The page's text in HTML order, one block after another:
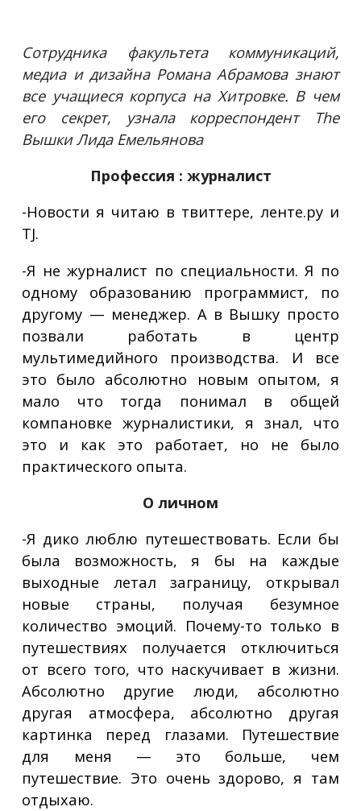
Сотрудника факультета коммуникаций,
медиа и дизайна Романа Абрамова знают
все учащиеся корпуса на Хитровке. В чем
его секрет, узнала корреспондент The
Вышки Лида Емельянова
Профессия : журналист
-Новости я читаю в твиттере, ленте.ру и
TJ.
-Я не журналист по специальности. Я по
одному образованию программист, по
другому — менеджер. А в Вышку просто
позвали работать в центр
мультимедийного производства. И все
это было абсолютно новым опытом, я
мало что тогда понимал в общей
компановке журналистики, я знал, что
это и как это работает, но не было
практического опыта.
О личном
-Я дико люблю путешествовать. Если бы
была возможность, я бы на каждые
выходные летал заграницу, открывал
новые страны, получая безумное
количество эмоций. Почему-то только в
путешествиях получается отключиться
от всего того, что наскучивает в жизни.
Абсолютно другие люди, абсолютно
другая атмосфера, абсолютно другая
картинка перед глазами. Путешествие
для меня — это больше, чем
путешествие. Это очень здорово, я там
отдыхаю.